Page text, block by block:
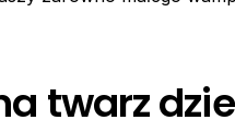
twarz